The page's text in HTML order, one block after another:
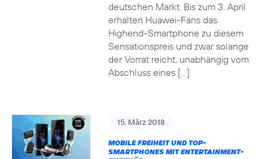
deutschen Markt. Bis zum 3. April
erhalten Huawei-Fans das
Highend-Smartphone zu diesem
Sensationspreis und zwar solange
der Vorrat reicht, unabhängig vom
Abschluss eines […]
15. März 2018
MOBILE FREIHEIT UND TOP-
SMARTPHONES MIT ENTERTAINMENT-